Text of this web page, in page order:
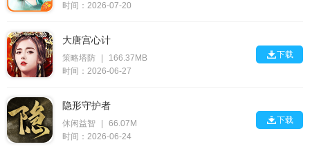
时间：2026-07-20
大唐宫心计
策略塔防
166.37MB
时间：2026-06-27
下载
隐形守护者
休闲益智
66.07M
时间：2026-06-24
下载